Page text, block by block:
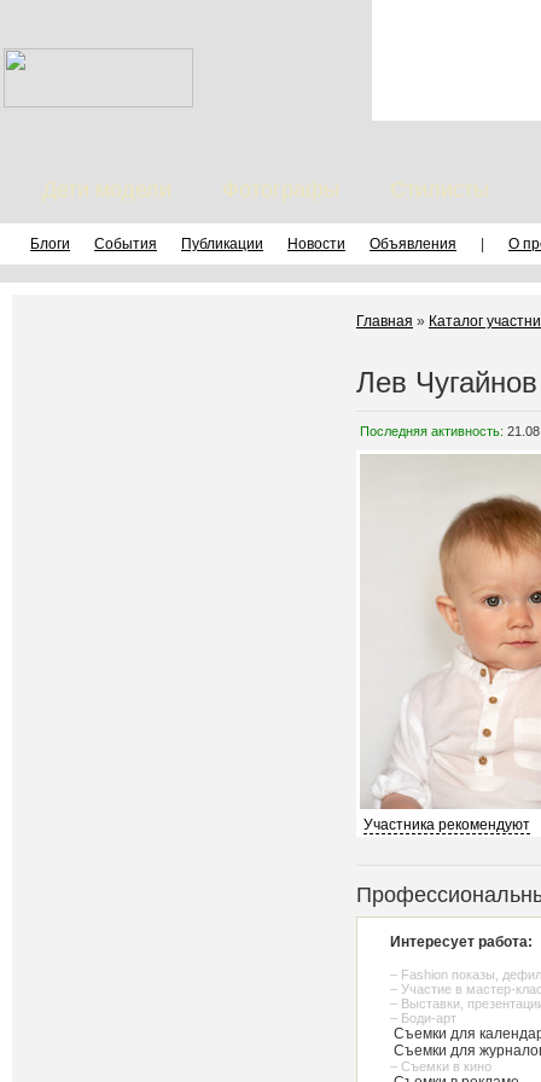
Дети модели Фотографы Стилисты
Блоги События Публикации Новости Объявления О
Главная » Каталог
Лев Чугайнов
Последняя активность:
Участника рекомендуют
Интересует работа:
– Fashion показы,
– Участие в мастер-
– Выставки,
– Боди-арт
Съемки для
Съемки для
– Съемки в кино